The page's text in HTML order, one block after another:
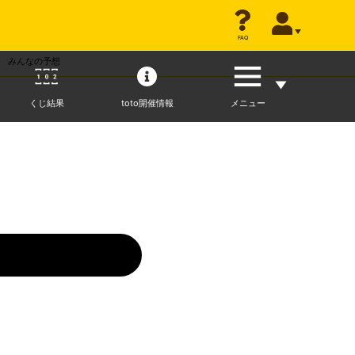
みんなの予想
FAQ
くじ結果 toto開催情報 メニュー